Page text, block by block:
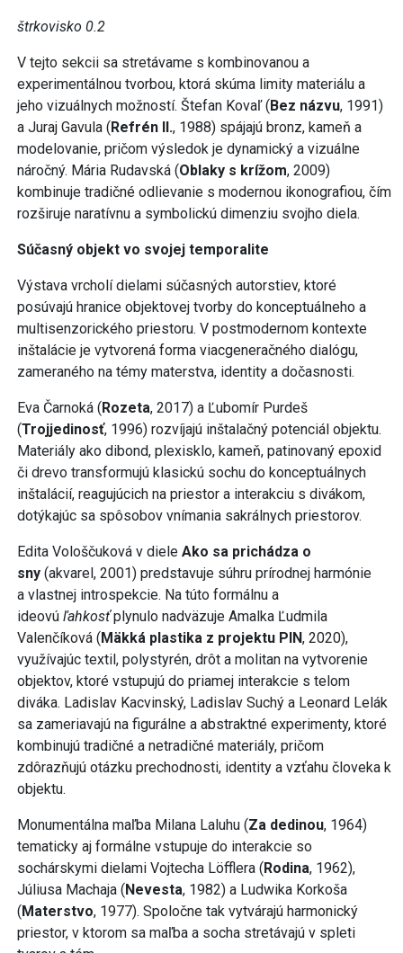
štrkovisko 0.2
V tejto sekcii sa stretávame s kombinovanou a
experimentálnou tvorbou, ktorá skúma limity materiálu a
jeho vizuálnych možností. Štefan Kovaľ (Bez názvu, 1991)
a Juraj Gavula (Refrén II., 1988) spájajú bronz, kameň a
modelovanie, pričom výsledok je dynamický a vizuálne
náročný. Mária Rudavská (Oblaky s krížom, 2009)
kombinuje tradičné odlievanie s modernou ikonografiou, čím
rozširuje naratívnu a symbolickú dimenziu svojho diela.
Súčasný objekt vo svojej temporalite
Výstava vrcholí dielami súčasných autorstiev, ktoré
posúvajú hranice objektovej tvorby do konceptuálneho a
multisenzorického priestoru. V postmodernom kontexte
inštalácie je vytvorená forma viacgeneračného dialógu,
zameraného na témy materstva, identity a dočasnosti.
Eva Čarnoká (Rozeta, 2017) a Ľubomír Purdeš
(Trojjedinosť, 1996) rozvíjajú inštalačný potenciál objektu.
Materiály ako dibond, plexisklo, kameň, patinovaný epoxid
či drevo transformujú klasickú sochu do konceptuálnych
inštalácií, reagujúcich na priestor a interakciu s divákom,
dotýkajúc sa spôsobov vnímania sakrálnych priestorov.
Edita Vološčuková v diele Ako sa prichádza o
sny (akvarel, 2001) predstavuje súhru prírodnej harmónie
a vlastnej introspekcie. Na túto formálnu a
ideovú ľahkosťplynulo nadväzuje Amalka Ľudmila
Valenčíková (Mäkká plastika z projektu PIN, 2020),
využívajúc textil, polystyrén, drôt a molitan na vytvorenie
objektov, ktoré vstupujú do priamej interakcie s telom
diváka. Ladislav Kacvinský, Ladislav Suchý a Leonard Lelák
sa zameriavajú na figurálne a abstraktné experimenty, ktoré
kombinujú tradičné a netradičné materiály, pričom
zdôrazňujú otázku prechodnosti, identity a vzťahu človeka k
objektu.
Monumentálna maľba Milana Laluhu (Za dedinou, 1964)
tematicky aj formálne vstupuje do interakcie so
sochárskymi dielami Vojtecha Löfflera (Rodina, 1962),
Júliusa Machaja (Nevesta, 1982) a Ludwika Korkoša
(Materstvo, 1977). Spoločne tak vytvárajú harmonický
priestor, v ktorom sa maľba a socha stretávajú v spleti